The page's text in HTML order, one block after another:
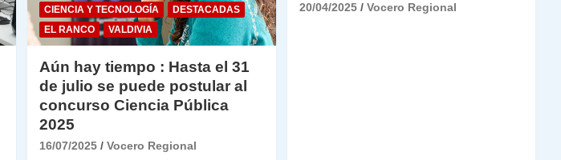
CIENCIA Y TECNOLOGÍA
DESTACADAS
EL RANCO
VALDIVIA
Aún hay tiempo : Hasta el 31
de julio se puede postular al
concurso Ciencia Pública
2025
16/07/2025 Vocero Regional
20/04/2025 Vocero Regional